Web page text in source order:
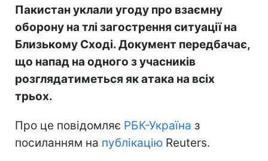
Пакистан уклали угоду про взаємну
оборону на тлі загострення ситуації на
Близькому Сході. Документ передбачає,
що напад на одного з учасників
розглядатиметься як атака на всіх
трьох.
Про це повідомляє РБК-Україна з
посиланням на публікацію Reuters.